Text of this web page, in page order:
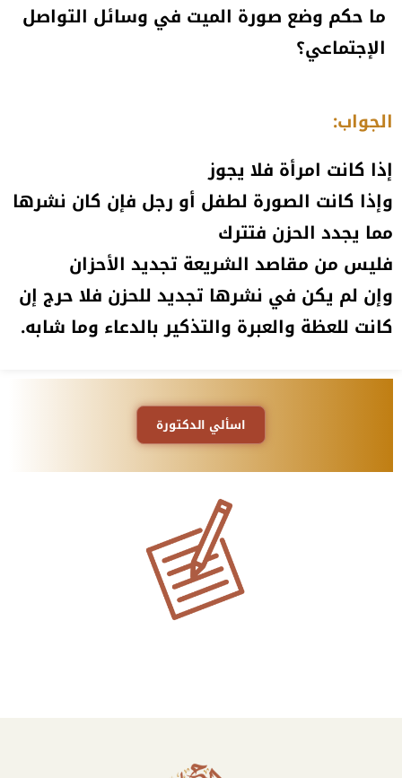
ما حكم وضع صورة الميت في وسائل التواصل
الإجتماعي؟
الجواب:
إذا كانت امرأة فلا يجوز
وإذا كانت الصورة لطفل أو رجل فإن كان نشرها
مما يجدد الحزن فتترك
فليس من مقاصد الشريعة تجديد الأحزان
وإن لم يكن في نشرها تجديد للحزن فلا حرج إن
كانت للعظة والعبرة والتذكير بالدعاء وما شابه.
اسألي الدكتورة